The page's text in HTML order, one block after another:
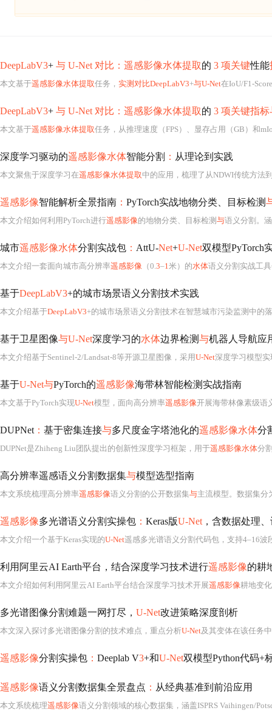
DeepLabV3+ 与 U-Net 对比：遥感影像水体提取的 3 项关键性能
本文基于遥感影像水体提取任务， 实测对比DeepLabV3+与U-Net在IoU/F1-
DeepLabV3+ 与 U-Net 对比：遥感影像水体提取的 3 项关键指标
本文基于遥感影像水体提取任务，从推理速度（FPS）、显存占用（GB）和
深度学习驱动的遥感影像水体智能分割 ： 从理论到实践
本文聚焦于深度学习在遥感影像水体提取中的应用，梳理了从NDWI传统方法
遥感影像智能解析全景指南 ： PyTorch实战地物分类、目标检测
本文介绍如何利用PyTorch进行遥感影像的地物分类、目标检测 与语义分割。
城市遥感影像水体分割实战包 ： AttU-Net+U-Net双模型PyTorch
本文介绍一套面向城市高分辨率遥感影像 （0.3–1米）的水体语义分割实战工
基于DeepLabV3+的城市场景语义分割技术实践
本文介绍基于DeepLabV3+的城市场景语义分割技术在智慧城市污染监测中的
基于卫星图像与U-Net深度学习的水体边界检测与机器人导航应
本文介绍基于Sentinel-2/Landsat-8等开源卫星图像，采用U-Net深度学习模型
基于U-Net与PyTorch的遥感影像海带林智能检测实战指南
本文基于PyTorch实现U-Net模型，面向高分辨率遥感影像开展海带林像素级语
DUPNet ： 基于密集连接与多尺度金字塔池化的遥感影像水体分
DUPNet是Zhiheng Liu团队提出的创新性深度学习框架，用于遥感影像水体分割。它
高分辨率遥感语义分割数据集与模型选型指南
本文系统梳理高分辨率遥感影像语义分割的公开数据集与主流模型。数据集分
遥感影像多光谱语义分割实操包 ： Keras版U-Net ，含数据处理
本文介绍一个基于Keras实现的U-Net遥感多光谱语义分割代码包，支持4–16波段动态适配，涵盖GeoTIFF数据处理、辐射定标、地理对齐、自适应归一化、
利用阿里云AI Earth平台，结合深度学习技术进行遥感影像的耕
本文介绍如何利用阿里云AI Earth平台结合深度学习技术开展遥感影像耕地变化监测。涵盖数
多光谱图像分割难题一网打尽， U-Net改进策略深度剖析
本文深入探讨多光谱图像分割的技术难点，重点分析U-Net及其变体在该任务中的适应性改进。
遥感影像分割实操包 ： Deeplab V3+和U-Net双模型Python代码+
遥感影像语义分割数据集全景盘点 ： 从经典基准到前沿应用
本文系统梳理遥感影像语义分割领域的核心数据集，涵盖ISPRS Vaihingen/Potsdam、